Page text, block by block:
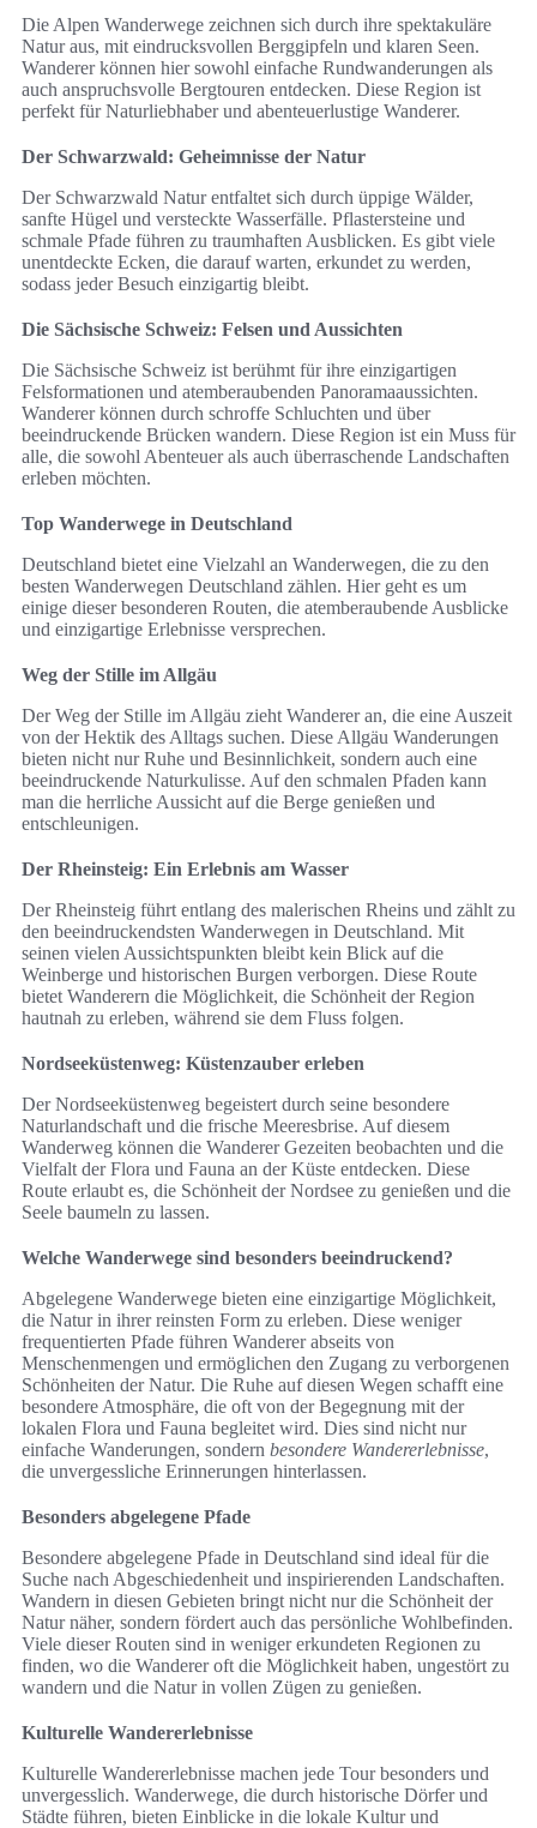
Die Alpen Wanderwege zeichnen sich durch ihre spektakuläre
Natur aus, mit eindrucksvollen Berggipfeln und klaren Seen.
Wanderer können hier sowohl einfache Rundwanderungen als
auch anspruchsvolle Bergtouren entdecken. Diese Region ist
perfekt für Naturliebhaber und abenteuerlustige Wanderer.
Der Schwarzwald: Geheimnisse der Natur
Der Schwarzwald Natur entfaltet sich durch üppige Wälder,
sanfte Hügel und versteckte Wasserfälle. Pflastersteine und
schmale Pfade führen zu traumhaften Ausblicken. Es gibt viele
unentdeckte Ecken, die darauf warten, erkundet zu werden,
sodass jeder Besuch einzigartig bleibt.
Die Sächsische Schweiz: Felsen und Aussichten
Die Sächsische Schweiz ist berühmt für ihre einzigartigen
Felsformationen und atemberaubenden Panoramaaussichten.
Wanderer können durch schroffe Schluchten und über
beeindruckende Brücken wandern. Diese Region ist ein Muss für
alle, die sowohl Abenteuer als auch überraschende Landschaften
erleben möchten.
Top Wanderwege in Deutschland
Deutschland bietet eine Vielzahl an Wanderwegen, die zu den
besten Wanderwegen Deutschland zählen. Hier geht es um
einige dieser besonderen Routen, die atemberaubende Ausblicke
und einzigartige Erlebnisse versprechen.
Weg der Stille im Allgäu
Der Weg der Stille im Allgäu zieht Wanderer an, die eine Auszeit
von der Hektik des Alltags suchen. Diese Allgäu Wanderungen
bieten nicht nur Ruhe und Besinnlichkeit, sondern auch eine
beeindruckende Naturkulisse. Auf den schmalen Pfaden kann
man die herrliche Aussicht auf die Berge genießen und
entschleunigen.
Der Rheinsteig: Ein Erlebnis am Wasser
Der Rheinsteig führt entlang des malerischen Rheins und zählt zu
den beeindruckendsten Wanderwegen in Deutschland. Mit
seinen vielen Aussichtspunkten bleibt kein Blick auf die
Weinberge und historischen Burgen verborgen. Diese Route
bietet Wanderern die Möglichkeit, die Schönheit der Region
hautnah zu erleben, während sie dem Fluss folgen.
Nordseeküstenweg: Küstenzauber erleben
Der Nordseeküstenweg begeistert durch seine besondere
Naturlandschaft und die frische Meeresbrise. Auf diesem
Wanderweg können die Wanderer Gezeiten beobachten und die
Vielfalt der Flora und Fauna an der Küste entdecken. Diese
Route erlaubt es, die Schönheit der Nordsee zu genießen und die
Seele baumeln zu lassen.
Welche Wanderwege sind besonders beeindruckend?
Abgelegene Wanderwege bieten eine einzigartige Möglichkeit,
die Natur in ihrer reinsten Form zu erleben. Diese weniger
frequentierten Pfade führen Wanderer abseits von
Menschenmengen und ermöglichen den Zugang zu verborgenen
Schönheiten der Natur. Die Ruhe auf diesen Wegen schafft eine
besondere Atmosphäre, die oft von der Begegnung mit der
lokalen Flora und Fauna begleitet wird. Dies sind nicht nur
einfache Wanderungen, sondern besondere Wandererlebnisse,
die unvergessliche Erinnerungen hinterlassen.
Besonders abgelegene Pfade
Besondere abgelegene Pfade in Deutschland sind ideal für die
Suche nach Abgeschiedenheit und inspirierenden Landschaften.
Wandern in diesen Gebieten bringt nicht nur die Schönheit der
Natur näher, sondern fördert auch das persönliche Wohlbefinden.
Viele dieser Routen sind in weniger erkundeten Regionen zu
finden, wo die Wanderer oft die Möglichkeit haben, ungestört zu
wandern und die Natur in vollen Zügen zu genießen.
Kulturelle Wandererlebnisse
Kulturelle Wandererlebnisse machen jede Tour besonders und
unvergesslich. Wanderwege, die durch historische Dörfer und
Städte führen, bieten Einblicke in die lokale Kultur und